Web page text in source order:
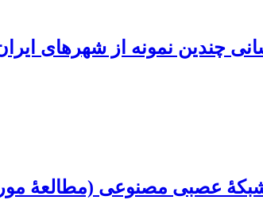
چندین نمونه از شهرهای
و شبکۀ عصبی مصنوعی (مطالعۀ